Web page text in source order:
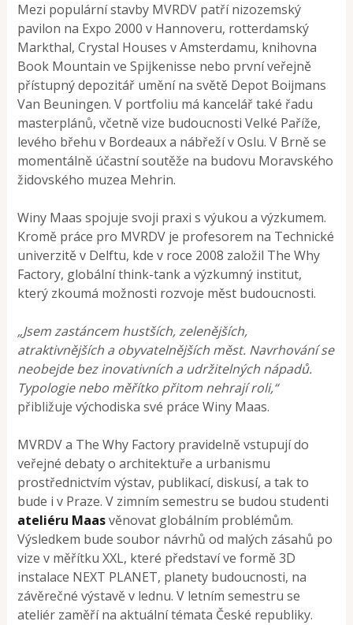
Mezi populární stavby MVRDV patří nizozemský
pavilon na Expo 2000 v Hannoveru, rotterdamský
Markthal, Crystal Houses v Amsterdamu, knihovna
Book Mountain ve Spijkenisse nebo první veřejně
přístupný depozitář umění na světě Depot Boijmans
Van Beuningen. V portfoliu má kancelář také řadu
masterplánů, včetně vize budoucnosti Velké Paříže,
levého břehu v Bordeaux a nábřeží v Oslu. V Brně se
momentálně účastní soutěže na budovu Moravského
židovského muzea Mehrin.
Winy Maas spojuje svoji praxi s výukou a výzkumem.
Kromě práce pro MVRDV je profesorem na Technické
univerzitě v Delftu, kde v roce 2008 založil The Why
Factory, globální think-tank a výzkumný institut,
který zkoumá možnosti rozvoje měst budoucnosti.
„Jsem zastáncem hustších, zelenějších,
atraktivnějších a obyvatelnějších měst. Navrhování se
neobejde bez inovativních a udržitelných nápadů.
Typologie nebo měřítko přitom nehrají roli,“
přibližuje východiska své práce Winy Maas.
MVRDV a The Why Factory pravidelně vstupují do
veřejné debaty o architektuře a urbanismu
prostřednictvím výstav, publikací, diskusí, a tak to
bude i v Praze. V zimním semestru se budou studenti
ateliéru Maasvěnovat globálním problémům.
Výsledkem bude soubor návrhů od malých zásahů po
vize v měřítku XXL, které představí ve formě 3D
instalace NEXT PLANET, planety budoucnosti, na
závěrečné výstavě v lednu. V letním semestru se
ateliér zaměří na aktuální témata České republiky.